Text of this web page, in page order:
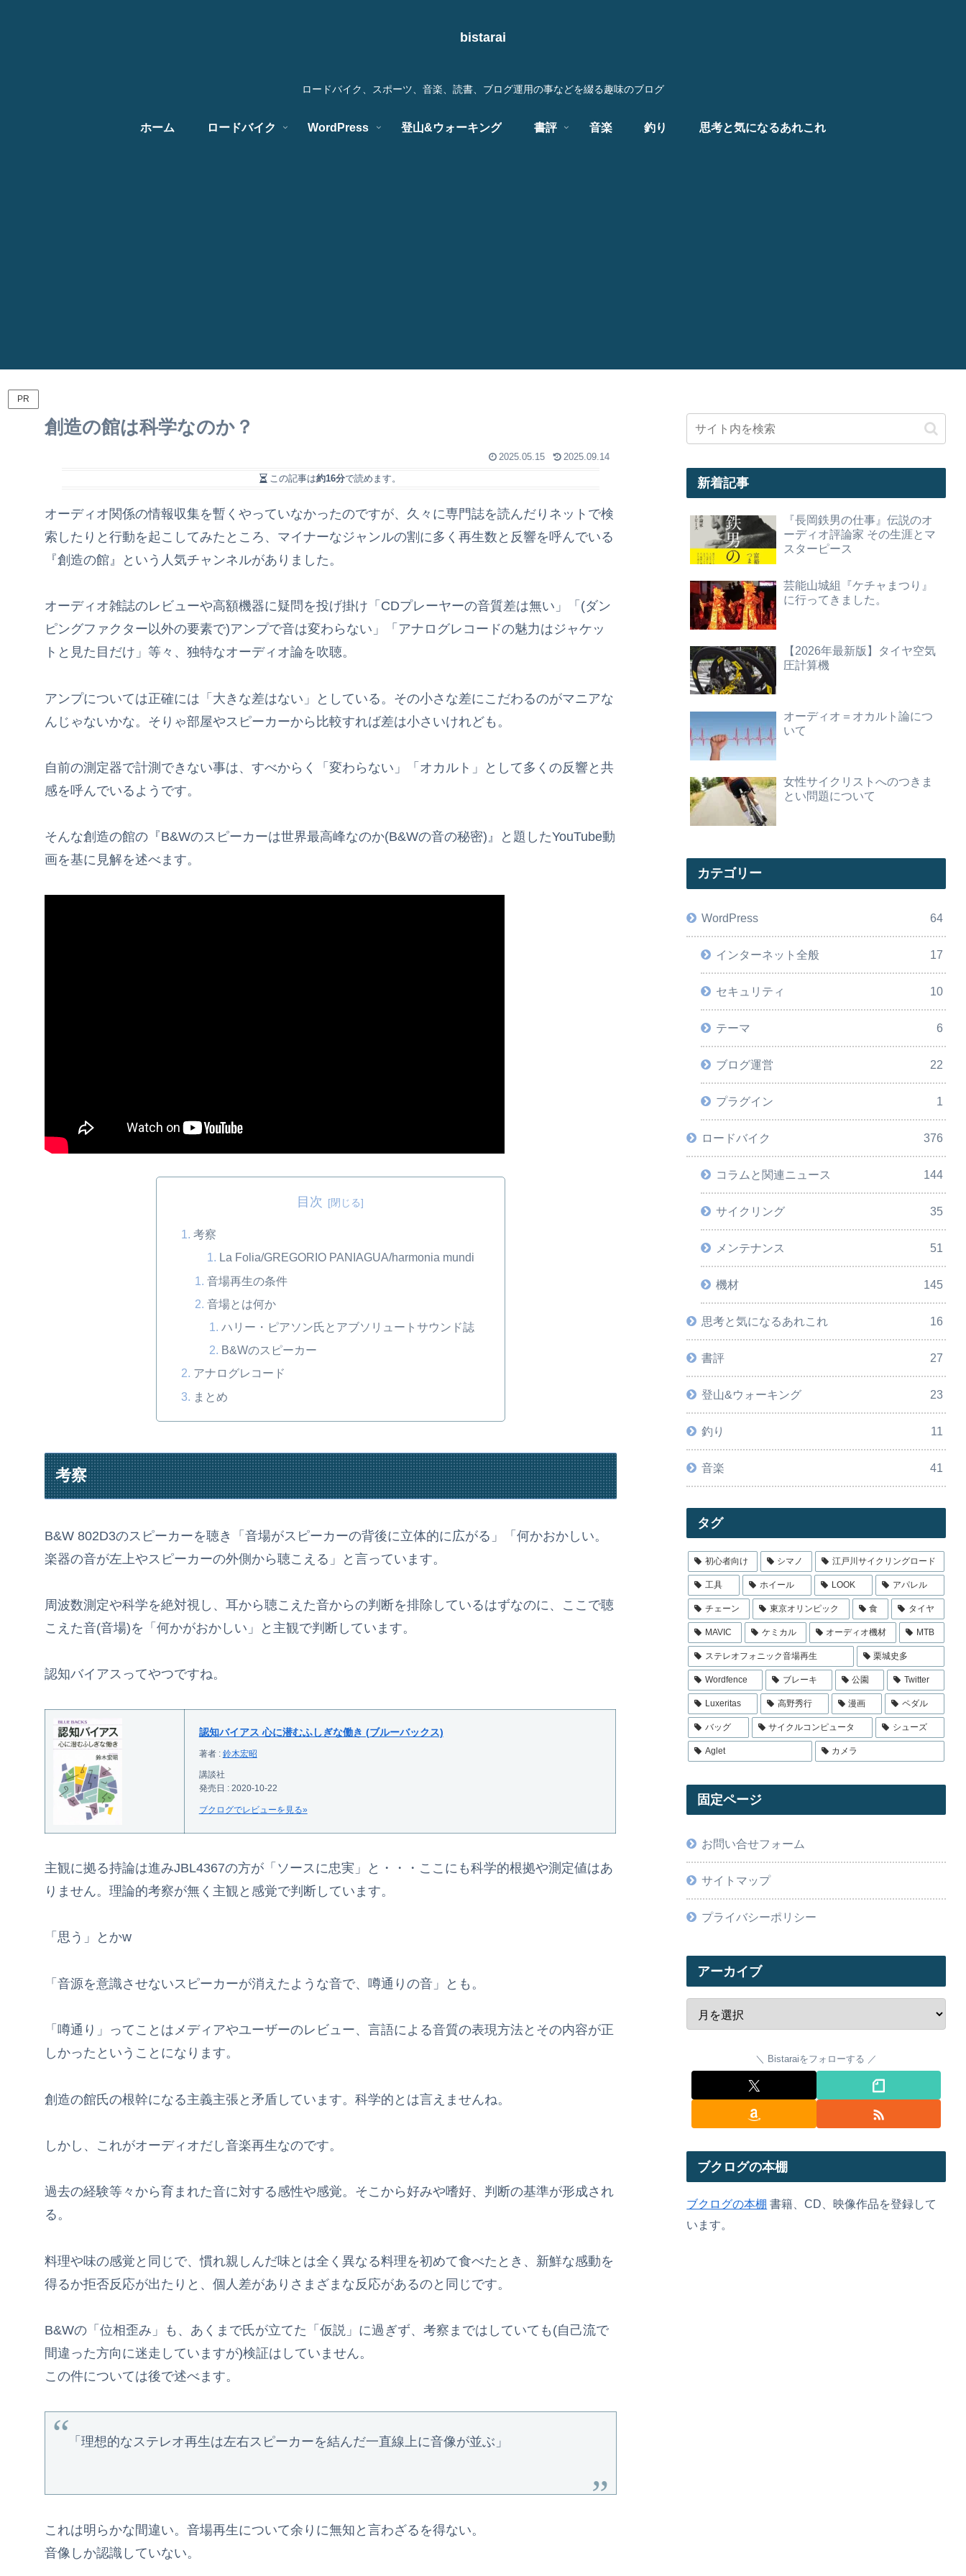
bistarai
ロードバイク、スポーツ、音楽、読書、ブログ運用の事などを綴る趣味のブログ
ホーム ロードバイク WordPress 登山&ウォーキング 書評 音楽 釣り 思考と気になるあれこれ
PR
創造の館は科学なのか？
2025.05.15 2025.09.14
この記事は約16分で読めます。
オーディオ関係の情報収集を暫くやっていなかったのですが、久々に専門誌を読んだりネットで検
索したりと行動を起こしてみたところ、マイナーなジャンルの割に多く再生数と反響を呼んでいる
『創造の館』という人気チャンネルがありました。
オーディオ雑誌のレビューや高額機器に疑問を投げ掛け「CDプレーヤーの音質差は無い」「(ダン
ピングファクター以外の要素で)アンプで音は変わらない」「アナログレコードの魅力はジャケッ
トと見た目だけ」等々、独特なオーディオ論を吹聴。
アンプについては正確には「大きな差はない」としている。その小さな差にこだわるのがマニアな
んじゃないかな。そりゃ部屋やスピーカーから比較すれば差は小さいけれども。
自前の測定器で計測できない事は、すべからく「変わらない」「オカルト」として多くの反響と共
感を呼んでいるようです。
そんな創造の館の『B&Wのスピーカーは世界最高峰なのか(B&Wの音の秘密)』と題したYouTube動
画を基に見解を述べます。
目次
考察
La Folia/GREGORIO PANIAGUA/harmonia mundi
音場再生の条件
音場とは何か
ハリー・ピアソン氏とアブソリュートサウンド誌
B&Wのスピーカー
アナログレコード
まとめ
考察
B&W 802D3のスピーカーを聴き「音場がスピーカーの背後に立体的に広がる」「何かおかしい。
楽器の音が左上やスピーカーの外側から聴こえる」と言っています。
周波数測定や科学を絶対視し、耳から聴こえた音からの判断を排除しているはずなのに、ここで聴
こえた音(音場)を「何かがおかしい」と主観で判断しています。
認知バイアスってやつですね。
認知バイアス 心に潜むふしぎな働き (ブルーバックス)
著者 : 鈴木宏昭
講談社
発売日 : 2020-10-22
ブクログでレビューを見る»
主観に拠る持論は進みJBL4367の方が「ソースに忠実」と・・・ここにも科学的根拠や測定値はあ
りません。理論的考察が無く主観と感覚で判断しています。
「思う」とかw
「音源を意識させないスピーカーが消えたような音で、噂通りの音」とも。
「噂通り」ってことはメディアやユーザーのレビュー、言語による音質の表現方法とその内容が正
しかったということになります。
創造の館氏の根幹になる主義主張と矛盾しています。科学的とは言えませんね。
しかし、これがオーディオだし音楽再生なのです。
過去の経験等々から育まれた音に対する感性や感覚。そこから好みや嗜好、判断の基準が形成され
る。
料理や味の感覚と同じで、慣れ親しんだ味とは全く異なる料理を初めて食べたとき、新鮮な感動を
得るか拒否反応が出たりと、個人差がありさまざまな反応があるのと同じです。
B&Wの「位相歪み」も、あくまで氏が立てた「仮説」に過ぎず、考察まではしていても(自己流で
間違った方向に迷走していますが)検証はしていません。
この件については後で述べます。
「理想的なステレオ再生は左右スピーカーを結んだ一直線上に音像が並ぶ」
これは明らかな間違い。音場再生について余りに無知と言わざるを得ない。
音像しか認識していない。
新着記事
『長岡鉄男の仕事』伝説のオ
ーディオ評論家 その生涯とマ
スターピース
芸能山城組『ケチャまつり』
に行ってきました。
【2026年最新版】タイヤ空気
圧計算機
オーディオ＝オカルト論につ
いて
女性サイクリストへのつきま
とい問題について
カテゴリー
WordPress 64
インターネット全般 17
セキュリティ 10
テーマ 6
ブログ運営 22
プラグイン 1
ロードバイク 376
コラムと関連ニュース 144
サイクリング 35
メンテナンス 51
機材 145
思考と気になるあれこれ 16
書評 27
登山&ウォーキング 23
釣り 11
音楽 41
タグ
初心者向け シマノ 江戸川サイクリングロード
工具 ホイール LOOK アパレル
チェーン 東京オリンピック 食 タイヤ
MAVIC ケミカル オーディオ機材 MTB
ステレオフォニック音場再生 栗城史多
Wordfence ブレーキ 公園 Twitter
Luxeritas 高野秀行 漫画 ペダル
バッグ サイクルコンピュータ シューズ
Aglet カメラ
固定ページ
お問い合せフォーム
サイトマップ
プライバシーポリシー
アーカイブ
Bistaraiをフォローする
ブクログの本棚
ブクログの本棚 書籍、CD、映像作品を登録して
います。